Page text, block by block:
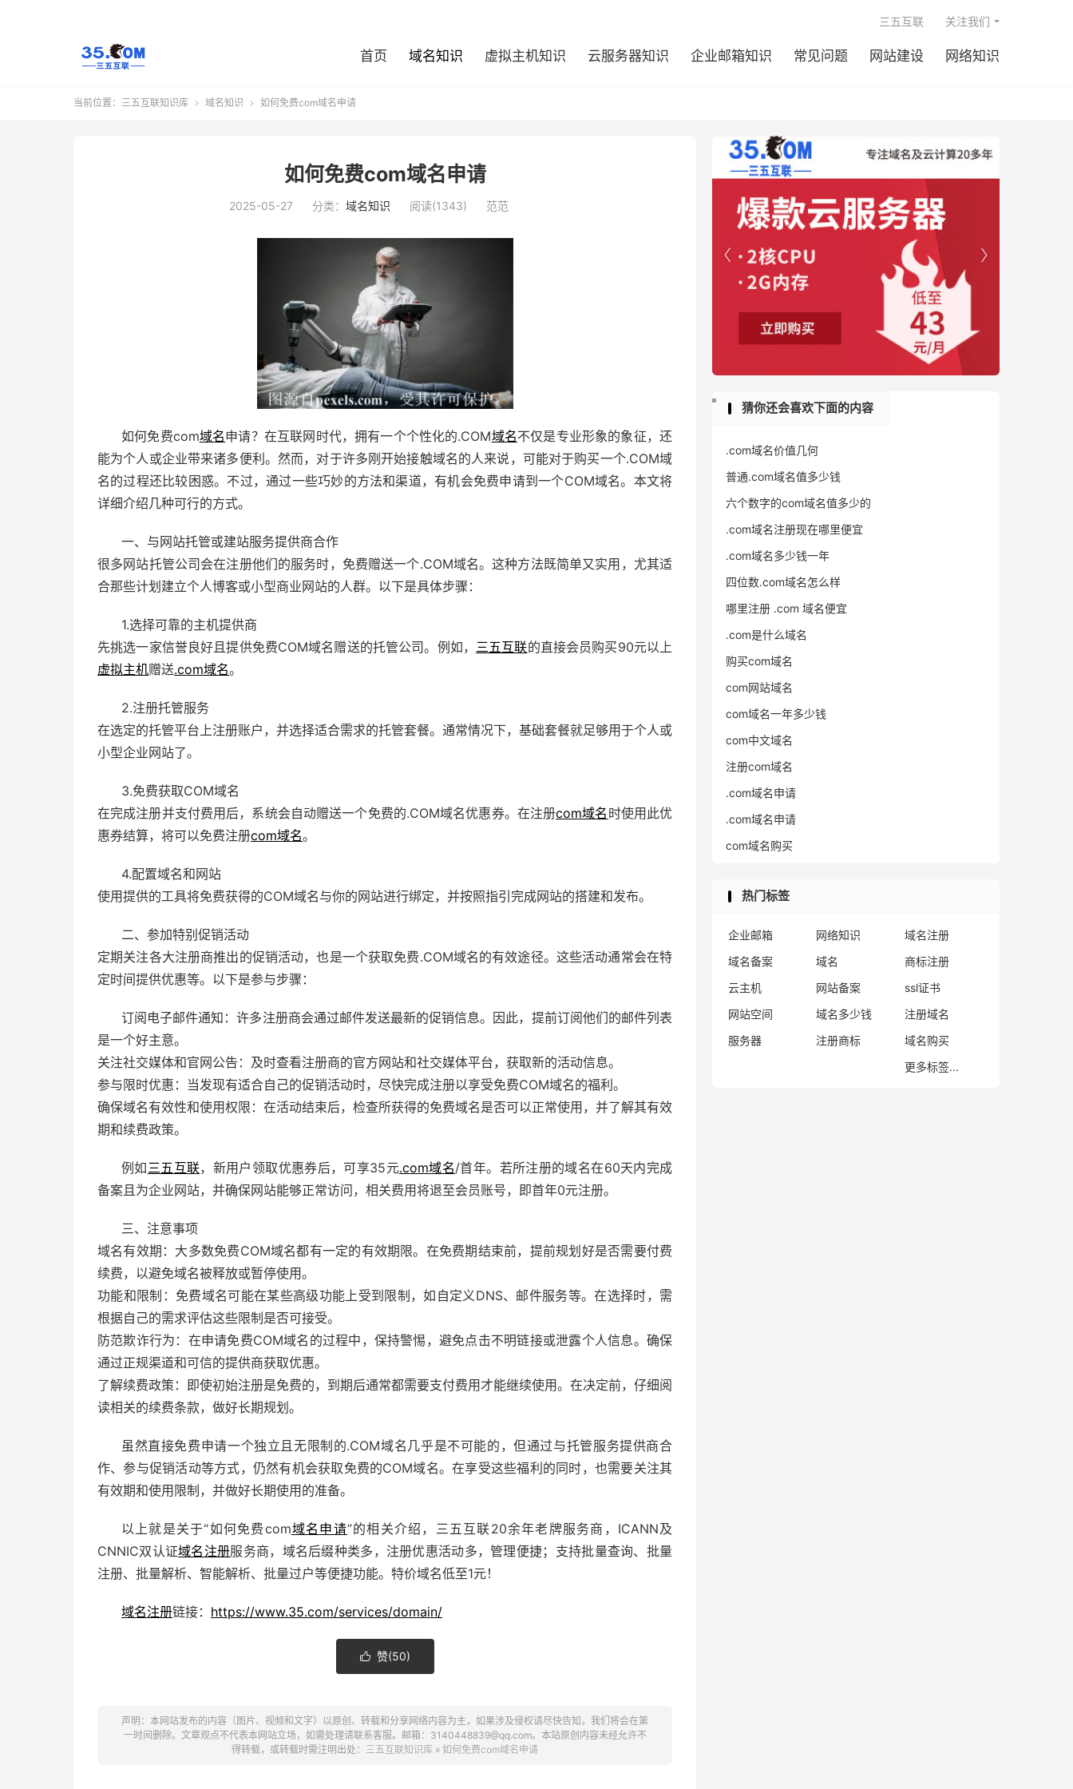
首页 域名知识 虚拟主机知识 云服务器知识 企业邮箱知识 常见问题 网站建设 网络知识
三五互联 关注我们
当前位置： 三五互联知识库  域名知识  如何免费com域名申请
如何免费com域名申请
2025-05-27 分类： 域名知识 阅读(1343) 范范
如何免费com域名申请？在互联网时代，拥有一个个性化的.COM域名不仅是专业形象的象征，还
能为个人或企业带来诸多便利。然而，对于许多刚开始接触域名的人来说，可能对于购买一个.COM域
名的过程还比较困惑。不过，通过一些巧妙的方法和渠道，有机会免费申请到一个COM域名。本文将
详细介绍几种可行的方式。
一、与网站托管或建站服务提供商合作
很多网站托管公司会在注册他们的服务时，免费赠送一个.COM域名。这种方法既简单又实用，尤其适
合那些计划建立个人博客或小型商业网站的人群。以下是具体步骤：
1.选择可靠的主机提供商
先挑选一家信誉良好且提供免费COM域名赠送的托管公司。例如， 三五互联的直接会员购买90元以上
虚拟主机赠送.com域名。
2.注册托管服务
在选定的托管平台上注册账户，并选择适合需求的托管套餐。通常情况下，基础套餐就足够用于个人或
小型企业网站了。
3.免费获取COM域名
在完成注册并支付费用后，系统会自动赠送一个免费的.COM域名优惠券。在注册com域名 时使用此优
惠券结算，将可以免费注册com域名。
4.配置域名和网站
使用提供的工具将免费获得的COM域名与你的网站进行绑定，并按照指引完成网站的搭建和发布。
二、参加特别促销活动
定期关注各大注册商推出的促销活动，也是一个获取免费.COM域名的有效途径。这些活动通常会在特
定时间提供优惠等。以下是参与步骤：
订阅电子邮件通知：许多注册商会通过邮件发送最新的促销信息。因此，提前订阅他们的邮件列表
是一个好主意。
关注社交媒体和官网公告：及时查看注册商的官方网站和社交媒体平台，获取新的活动信息。
参与限时优惠：当发现有适合自己的促销活动时，尽快完成注册以享受免费COM域名的福利。
确保域名有效性和使用权限：在活动结束后，检查所获得的免费域名是否可以正常使用，并了解其有效
期和续费政策。
例如 三五互联，新用户领取优惠券后，可享35元.com域名/首年。若所注册的域名在60天内完成
备案且为企业网站，并确保网站能够正常访问，相关费用将退至会员账号，即首年0元注册。
三、注意事项
域名有效期：大多数免费COM域名都有一定的有效期限。在免费期结束前，提前规划好是否需要付费
续费，以避免域名被释放或暂停使用。
功能和限制：免费域名可能在某些高级功能上受到限制，如自定义DNS、邮件服务等。在选择时，需
根据自己的需求评估这些限制是否可接受。
防范欺诈行为：在申请免费COM域名的过程中，保持警惕，避免点击不明链接或泄露个人信息。确保
通过正规渠道和可信的提供商获取优惠。
了解续费政策：即使初始注册是免费的，到期后通常都需要支付费用才能继续使用。在决定前，仔细阅
读相关的续费条款，做好长期规划。
虽然直接免费申请一个独立且无限制的.COM域名几乎是不可能的，但通过与托管服务提供商合
作、参与促销活动等方式，仍然有机会获取免费的COM域名。在享受这些福利的同时，也需要关注其
有效期和使用限制，并做好长期使用的准备。
以上就是关于“如何免费com域名申请”的相关介绍， 三五互联20余年老牌服务商，ICANN及
CNNIC双认证域名注册服务商，域名后缀种类多，注册优惠活动多，管理便捷；支持批量查询、批量
注册、批量解析、智能解析、批量过户等便捷功能。特价域名低至1元！
域名注册链接： https://www.35.com/services/domain/
 赞(50)
声明：本网站发布的内容（图片、视频和文字）以原创、转载和分享网络内容为主，如果涉及侵权请尽快告知，我们将会在第
一时间删除。文章观点不代表本网站立场，如需处理请联系客服。邮箱：3140448839@qq.com。本站原创内容未经允许不
得转载，或转载时需注明出处： 三五互联知识库 » 如何免费com域名申请


猜你还会喜欢下面的内容
.com域名价值几何
普通.com域名值多少钱
六个数字的com域名值多少的
.com域名注册现在哪里便宜
.com域名多少钱一年
四位数.com域名怎么样
哪里注册 .com 域名便宜
.com是什么域名
购买com域名
com网站域名
com域名一年多少钱
com中文域名
注册com域名
.com域名申请
.com域名申请
com域名购买
热门标签
企业邮箱 网络知识
域名注册
域名备案
域名
商标注册
云主机
网站备案
ssl证书
网站空间
域名多少钱
注册域名
服务器
注册商标
域名购买
更多标签...